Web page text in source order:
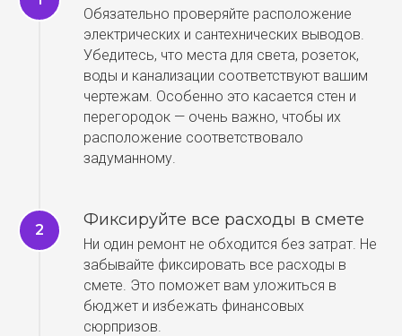
Обязательно проверяйте расположение
электрических и сантехнических выводов.
Убедитесь, что места для света, розеток,
воды и канализации соответствуют вашим
чертежам. Особенно это касается стен и
перегородок — очень важно, чтобы их
расположение соответствовало
задуманному.
Фиксируйте все расходы в смете
Ни один ремонт не обходится без затрат. Не
забывайте фиксировать все расходы в
смете. Это поможет вам уложиться в
бюджет и избежать финансовых
сюрпризов.